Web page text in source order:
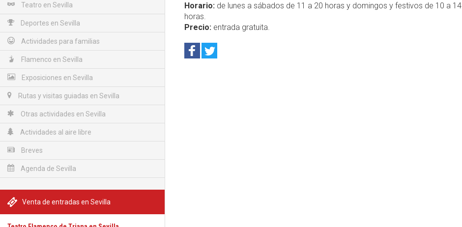
Teatro en Sevilla
Deportes en Sevilla
Actividades para familias
Flamenco en Sevilla
Exposiciones en Sevilla
Rutas y visitas guiadas en Sevilla
Otras actividades en Sevilla
Actividades al aire libre
Breves
Agenda de Sevilla
Venta de entradas en Sevilla
Horario: de lunes a sábados de 11 a 20 horas y domingos y festivos de 10 a 14
horas.
Precio: entrada gratuita.